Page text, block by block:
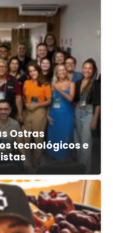
Ostras
tecnológicos e